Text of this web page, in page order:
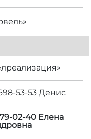
53-53 Денис
02-40 Елена